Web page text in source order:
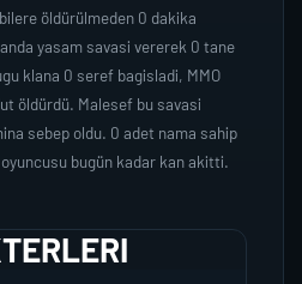
öldürülmeden 0 dakika
yasam savasi vererek 0 tane
klana 0 seref bagisladi, MMO
öldürdü. Malesef bu savasi
sebep oldu. 0 adet nama sahip
bugün kadar kan akitti.